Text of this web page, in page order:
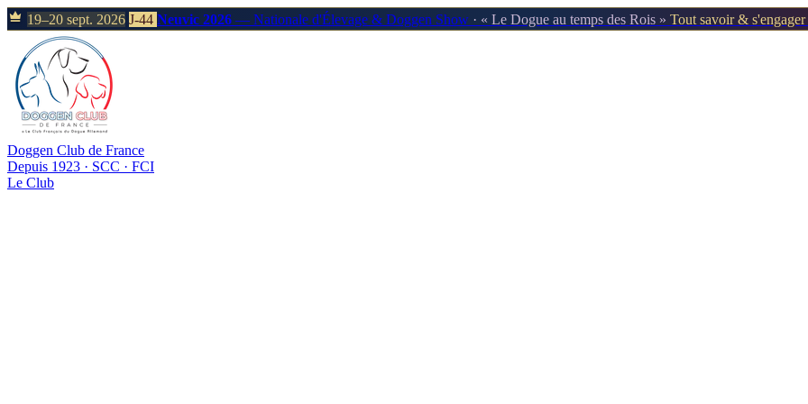
19–20 sept. 2026 J-44 Neuvic 2026 — Nationale d'Élevage & Doggen Show · « Le Dogue au temps des Rois » Tout savoir &
Doggen Club de France
Depuis 1923 · SCC · FCI
Le Club